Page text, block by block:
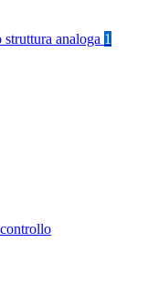
analoga 1